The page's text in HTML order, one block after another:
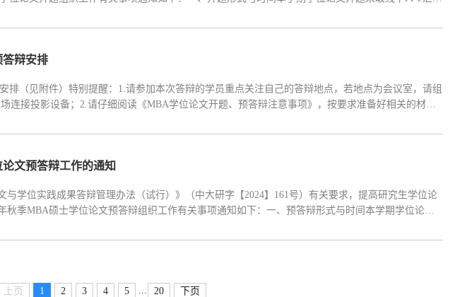
答辩安排
排（见附件）特别提醒：1.请参加本次答辩的学员重点关注自己的答辩地点，若地点为会议室，请组
连接投影设备；2.请仔细阅读《MBA学位论文开题、预答辩注意事项》，按要求准备好相关的材
文预答辩工作的通知
与学位实践成果答辩管理办法（试行）》（中大研字【2024】161号）有关要求，提高研究生学位论
秋季MBA硕士学位论文预答辩组织工作有关事项通知如下：一、预答辩形式与时间本学期学位论文
上页 1 2 3 4 5 ... 20 下页